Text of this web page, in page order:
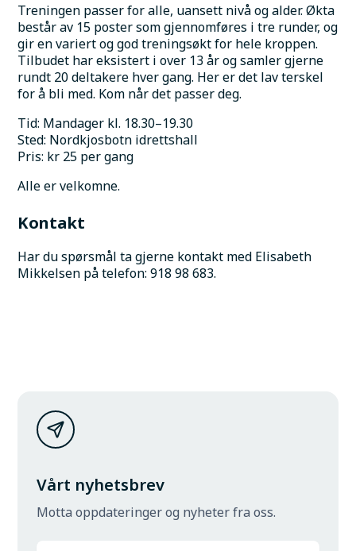
Treningen passer for alle, uansett nivå og alder. Økta
består av 15 poster som gjennomføres i tre runder, og
gir en variert og god treningsøkt for hele kroppen.
Tilbudet har eksistert i over 13 år og samler gjerne
rundt 20 deltakere hver gang. Her er det lav terskel
for å bli med. Kom når det passer deg.
Tid: Mandager kl. 18.30–19.30
Sted: Nordkjosbotn idrettshall
Pris: kr 25 per gang
Alle er velkomne.
Kontakt
Har du spørsmål ta gjerne kontakt med Elisabeth
Mikkelsen på telefon: 918 98 683.
Vårt nyhetsbrev
Motta oppdateringer og nyheter fra oss.